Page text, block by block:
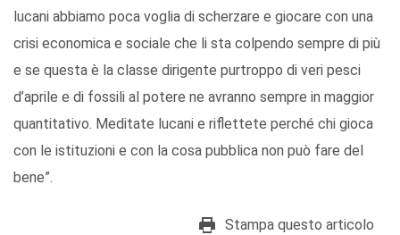
lucani abbiamo poca voglia di scherzare e giocare con una
crisi economica e sociale che li sta colpendo sempre di più
e se questa è la classe dirigente purtroppo di veri pesci
d’aprile e di fossili al potere ne avranno sempre in maggior
quantitativo. Meditate lucani e riflettete perché chi gioca
con le istituzioni e con la cosa pubblica non può fare del
bene”.
Stampa questo articolo